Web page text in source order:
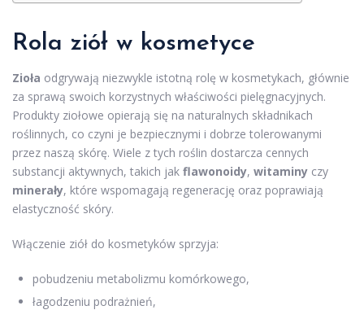
Rola ziół w kosmetyce
Zioła odgrywają niezwykle istotną rolę w kosmetykach, głównie
za sprawą swoich korzystnych właściwości pielęgnacyjnych.
Produkty ziołowe opierają się na naturalnych składnikach
roślinnych, co czyni je bezpiecznymi i dobrze tolerowanymi
przez naszą skórę. Wiele z tych roślin dostarcza cennych
substancji aktywnych, takich jak flawonoidy, witaminy czy
minerały, które wspomagają regenerację oraz poprawiają
elastyczność skóry.
Włączenie ziół do kosmetyków sprzyja:
pobudzeniu metabolizmu komórkowego,
łagodzeniu podrażnień,